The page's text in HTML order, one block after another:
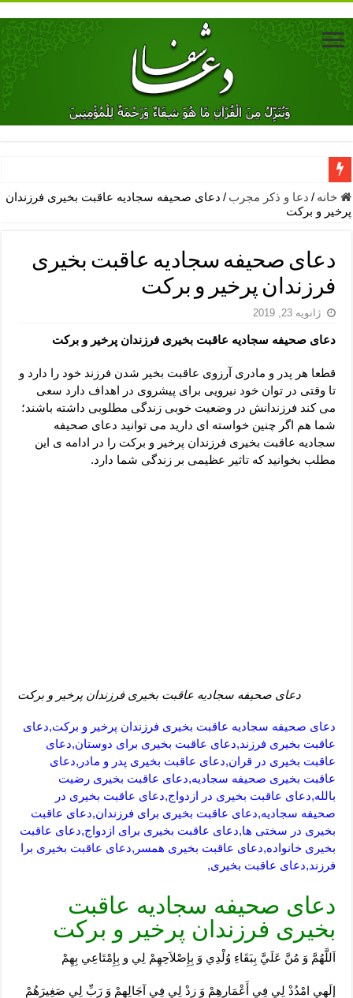
دعای جلب محبت فوری معشوق – دعای جلب محبت شوهر
دعای مشکل گشا برای رفع فقر – ذکرهای روزی‌ بخش
معجزات دعای یا من اظهر الجمیل – دعای یا من اظهر الجمیل برای
مهم ترین اذکار الهی و فضیلت آن ها – ذکر مخصوص مستجاب الدعوه
دعا برای ترس بچه ها در خواب – دعای ترس و بی خوابی کودکان
لا حول ولا قوة الا بالله برای چشم زخم – دعای چشم زخم ماشاالله
دعای قوی رفع ترس – دعای مجرب برای آرامش قلب و رفع اضطراب
دعا برای پولدار شدن در یک روز – دعای ثروت حضرت سلیمان
خانه / دعا و ذکر مجرب / دعای صحیفه سجادیه عاقبت بخیری فرزندان
پرخیر و برکت
دعای صحیفه سجادیه عاقبت بخیری
فرزندان پرخیر و برکت
ژانویه 23, 2019
دعای صحیفه سجادیه عاقبت بخیری فرزندان پرخیر و برکت
قطعا هر پدر و مادری آرزوی عاقبت بخیر شدن فرزند خود را دارد و
تا وقتی در توان خود نیرویی برای پیشروی در اهداف دارد سعی
می کند فرزندانش در وضعیت خوبی زندگی مطلوبی داشته باشند؛
شما هم اگر چنین خواسته ای دارید می توانید دعای صحیفه
سجادیه عاقبت بخیری فرزندان پرخیر و برکت را در ادامه ی این
مطلب بخوانید که تاثیر عظیمی بر زندگی شما دارد.
دعای صحیفه سجادیه عاقبت بخیری فرزندان پرخیر و برکت
دعای صحیفه سجادیه عاقبت بخیری فرزندان پرخیر و برکت,دعای
عاقبت بخیری فرزند,دعای عاقبت بخیری برای دوستان,دعای
عاقبت بخیری در قران,دعای عاقبت بخیری پدر و مادر,دعای
عاقبت بخیری صحیفه سجادیه,دعای عاقبت بخیری رضیت
بالله,دعای عاقبت بخیری در ازدواج,دعای عاقبت بخیری در
صحیفه سجادیه,دعای عاقبت بخیری برای فرزندان,دعای عاقبت
بخیری در سختی ها,دعای عاقبت بخیری برای ازدواج,دعای عاقبت
بخیری خانواده,دعای عاقبت بخیری همسر,دعای عاقبت بخیری برا
فرزند,دعای عاقبت بخیری,
دعای صحیفه سجادیه عاقبت
بخیری فرزندان پرخیر و برکت
اَللَّهُمَّ وَ مُنَّ عَلَيَّ بِبَقَاءِ وُلْدِي وَ بِإِصْلاَحِهِمْ لِي و بِإِمْتَاعِي بِهِمْ‏
إِلَهِي امْدُدْ لِي فِي أَعْمَارِهِمْ وَ زِدْ لِي فِي آجَالِهِمْ وَ رَبِّ لِي صَغِيرَهُمْ